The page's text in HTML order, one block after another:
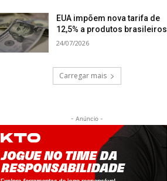
EUA impõem nova tarifa de
12,5% a produtos brasileiros
24/07/2026
Carregar mais
- Anúncio -